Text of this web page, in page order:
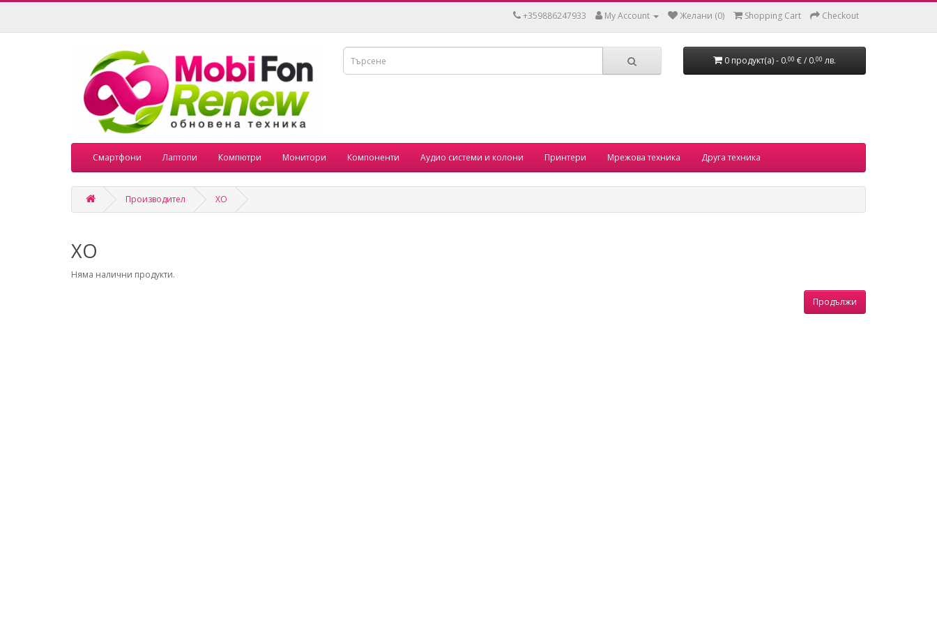
+359886247933 My Account Желани (0) Shopping Cart Checkout
0 продукт(а) - 0.00 € / 0.00 лв.
Смартфони Лаптопи Компютри Монитори Компоненти Аудио системи и колони Принтери Мрежова техника Друга техника
Производител XO
XO
Няма налични продукти.
Продължи